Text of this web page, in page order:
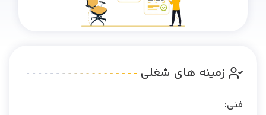
زمینه های شغلی
فنی: